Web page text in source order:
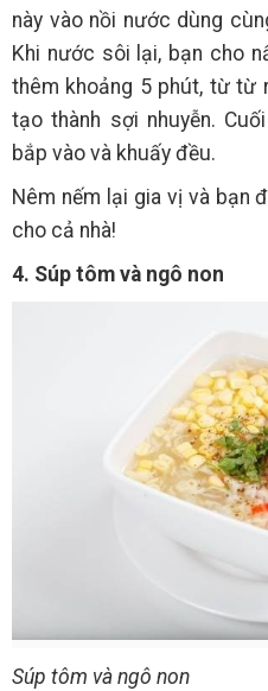
này vào nồi nước dùng
Khi nước sôi lại, bạn cho
thêm khoảng 5 phút, từ từ
tạo thành sợi nhuyễn.
bắp vào và khuấy đều.
Nêm nếm lại gia vị và bạn
cho cả nhà!
4. Súp tôm và ngô non
Súp tôm và ngô non